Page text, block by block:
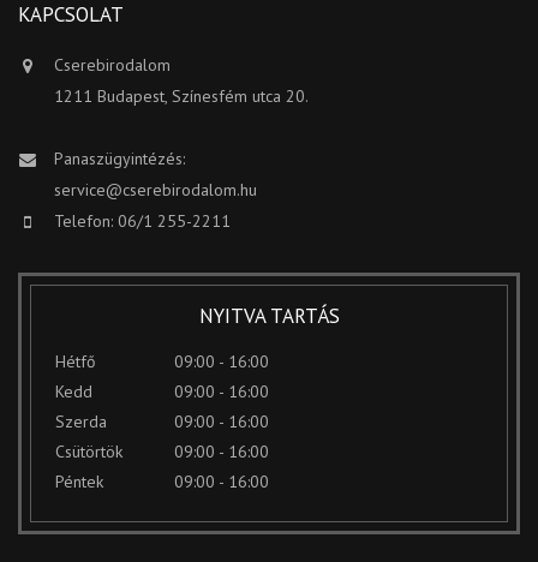
KAPCSOLAT
Cserebirodalom
1211 Budapest, Színesfém utca 20.
Panaszügyintézés:
service@cserebirodalom.hu
Telefon: 06/1 255-2211
NYITVA TARTÁS
Hétfő
09:00 - 16:00
Kedd
09:00 - 16:00
Szerda
09:00 - 16:00
Csütörtök
09:00 - 16:00
Péntek
09:00 - 16:00